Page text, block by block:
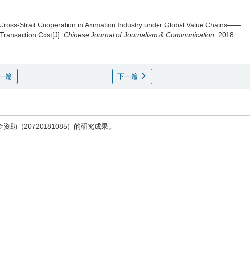
Strait Cooperation in Animation Industry under Global Value Chains——
Cost[J]. Chinese Journal of Journalism & Communication . 2018,
篇 下一篇
助（20720181085）的研究成果。